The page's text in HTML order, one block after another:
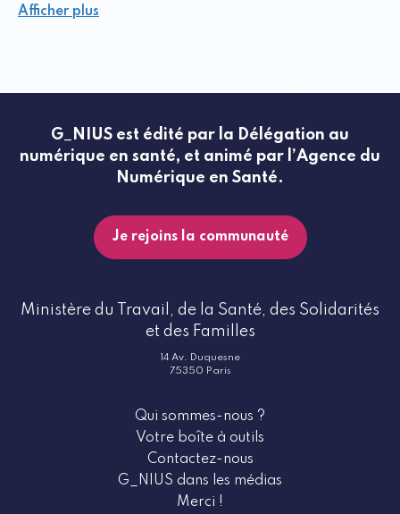
renforcer la gouvernance du numérique en santé
réaliser une formation et fournir un
accompagnement aux professionnels concernant
ces ressources
favoriser l’engagement de tous les acteurs
concernés
représentent l’ensemble des organisations, instituts,
entreprises et professionnels de santé qui
solutions et des services numériques pour
Les grandes orientations de cette feuille de route
nationale impliquent une vision homogène et un
discours harmonieux de l’ensemble de ces acteurs, à
savoir, entre les différents établissements de soins,
professionnels médicaux et les développeurs de
produits ou services innovants pour le secteur de la
Afficher plus
G_NIUS est édité par la Délégation au
numérique en santé, et animé par l’Agence du
Numérique en Santé.
Je rejoins la communauté
Ministère du Travail, de la Santé, des Solidarités
et des Familles
14 Av. Duquesne
75350 Paris
Qui sommes-nous ?
Votre boîte à outils
Contactez-nous
G_NIUS dans les médias
Merci !